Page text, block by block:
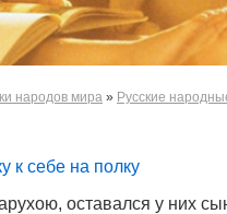
народов мира » Русские
к себе на полку
оставался у них